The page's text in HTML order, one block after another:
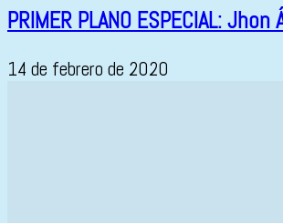
PRIMER PLANO ESPECIAL:
14 de febrero de 2020